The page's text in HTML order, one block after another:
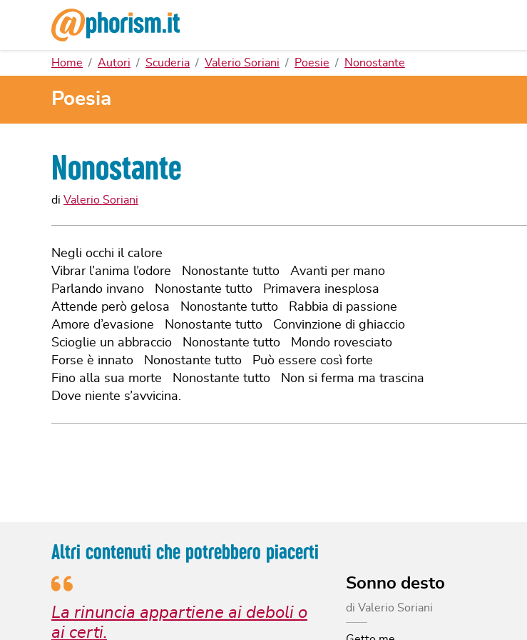
Home Autori Scuderia Valerio Soriani Poesie Nonostante
Poesia
Nonostante
di Valerio Soriani
Negli occhi il calore
Vibrar l’anima l’odore Nonostante tutto Avanti per mano
Parlando invano Nonostante tutto Primavera inesplosa
Attende però gelosa Nonostante tutto Rabbia di passione
Amore d’evasione Nonostante tutto Convinzione di ghiaccio
Scioglie un abbraccio Nonostante tutto Mondo rovesciato
Forse è innato Nonostante tutto Può essere così forte
Fino alla sua morte Nonostante tutto Non si ferma ma trascina
Dove niente s’avvicina.
Altri contenuti che potrebbero piacerti
La rinuncia appartiene ai deboli o
ai certi.
Sonno desto
diValerio Soriani